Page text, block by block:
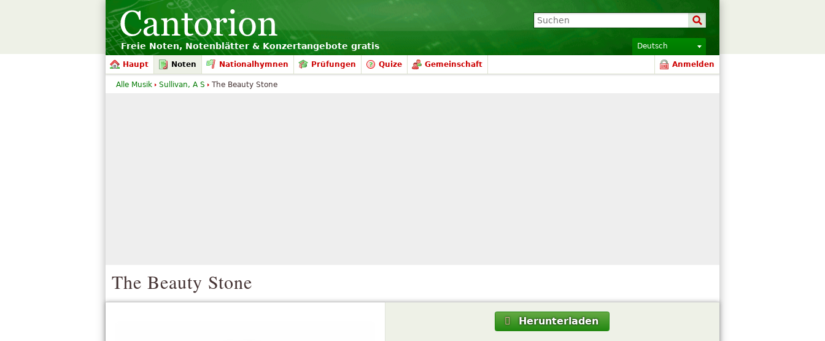
Freie Noten, Notenblätter & Konzertangebote gratis Deutsch
Haupt Noten Nationalhymnen Prüfungen Quize Gemeinschaft Anmelden
The Beauty Stone
Herunterladen
Alle Musik Sullivan, A S The Beauty Stone